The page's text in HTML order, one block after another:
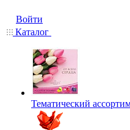
Войти
Каталог
Тематический